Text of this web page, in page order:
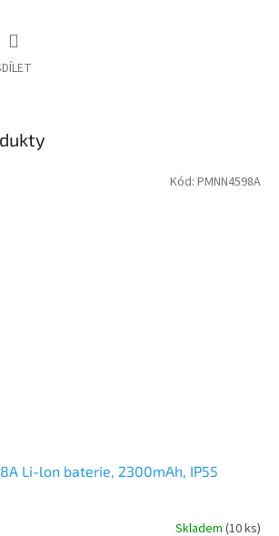
Li-lon baterie, 2300mAh, IP55
Skladem (10 ks)
Kód: PMNN4598A